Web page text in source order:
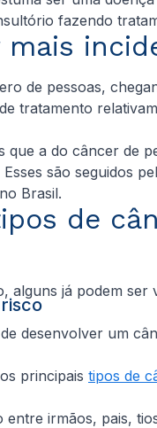
fazendo
de pessoas,
tratamento
a do câncer de
são seguidos
Brasil.
de
já podem
desenvolver um
principais tipos de
irmãos, pais,